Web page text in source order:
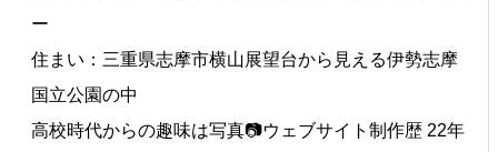
ー
住まい：三重県志摩市横山展望台から見える伊勢志摩
国立公園の中
高校時代からの趣味は写真📷ウェブサイト制作歴 22年